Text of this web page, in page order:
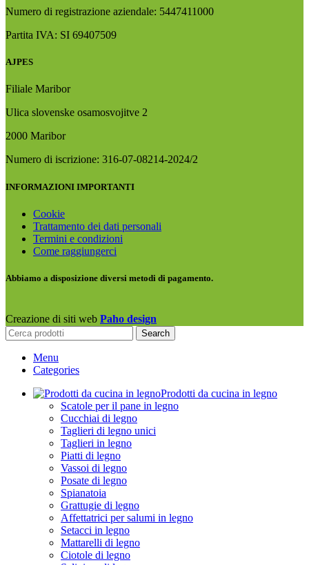
Numero di registrazione aziendale: 5447411000
Partita IVA: SI 69407509
AJPES
Filiale Maribor
Ulica slovenske osamosvojitve 2
2000 Maribor
Numero di iscrizione: 316-07-08214-2024/2
INFORMAZIONI IMPORTANTI
Cookie
Trattamento dei dati personali
Termini e condizioni
Come raggiungerci
Abbiamo a disposizione diversi metodi di pagamento.
Creazione di siti web Paho design
Search
Menu
Categories
Prodotti da cucina in legno
Scatole per il pane in legno
Cucchiai di legno
Taglieri di legno unici
Taglieri in legno
Piatti di legno
Vassoi di legno
Posate di legno
Spianatoia
Grattugie di legno
Affettatrici per salumi in legno
Setacci in legno
Mattarelli di legno
Ciotole di legno